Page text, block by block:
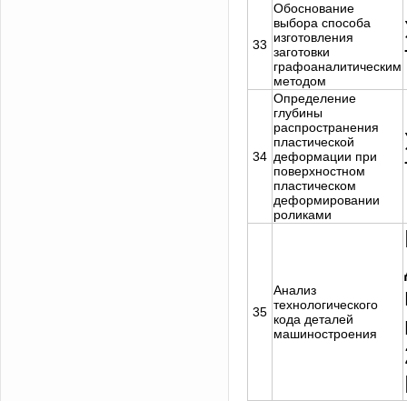
33
Обоснование
выбора способа
изготовления
заготовки
графоаналитическим
методом
34
Определение
глубины
распространения
пластической
деформации при
поверхностном
пластическом
деформировании
роликами
35
Анализ
технологического
кода деталей
машиностроения